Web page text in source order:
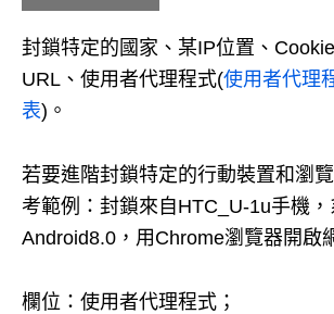
封鎖特定的國家、某IP位置、
URL、使用者代理程式(使用者代理
表)。
若要進階封鎖特定的行動裝置和瀏
考範例：封鎖來自HTC_U-1u手機，
Android8.0，用Chrome瀏覽器開啟
欄位：使用者代理程式；